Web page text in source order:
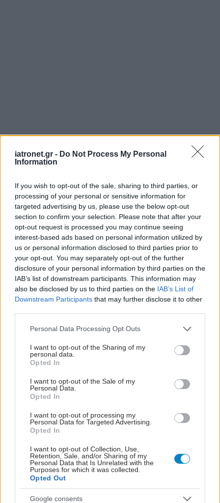
iatronet.gr - Do Not Process My Personal
Information
If you wish to opt-out of the sale, sharing to third parties, or
processing of your personal or sensitive information for
targeted advertising by us, please use the below opt-out
section to confirm your selection. Please note that after your
opt-out request is processed you may continue seeing
interest-based ads based on personal information utilized by
us or personal information disclosed to third parties prior to
your opt-out. You may separately opt-out of the further
disclosure of your personal information by third parties on the
IAB’s list of downstream participants. This information may
also be disclosed by us to third parties on the IAB’s List of
Downstream Participants that may further disclose it to other
Please note that this website/app uses one or more Google
not limited to your visit or usage behaviour. You may click to
grant or deny consent to Google and its third-party tags to
use your data for below specified purposes in below Google
consent section.
Personal Data Processing Opt Outs
I want to opt-out of the Sharing of my
personal data.
Opted In
I want to opt-out of the Sale of my
Personal Data.
Opted In
I want to opt-out of processing my
Personal Data for Targeted Advertising.
Opted In
I want to opt-out of Collection, Use,
Retention, Sale, and/or Sharing of my
Personal Data that Is Unrelated with the
Purposes for which it was collected.
Opted Out
Google consents
ΜΠΕΙΤΕ ΣΤΗ ΣΥΖΗΤΗΣΗ
Loading...
Προσθήκη Σχολίου